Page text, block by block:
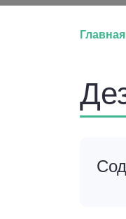
Главная